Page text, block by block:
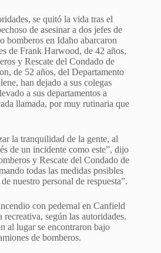
se quitó la vida tras el
de asesinar a dos jefes de
bomberos en Idaho abarcaron
de Frank Harwood, de 42 años,
y Rescate del Condado de
de 52 años, del Departamento
han dejado a sus colegas
a sus departamentos a
llamada, por muy rutinaria que
la tranquilidad de la gente, al
de un incidente como este”, dijo
y Rescate del Condado de
todas las medidas posibles
nuestro personal de respuesta”.
con pedernal en Canfield
según las autoridades.
al lugar se encontraron bajo
de bomberos.